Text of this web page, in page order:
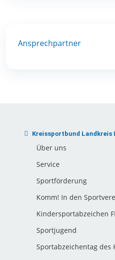
Ansprechpartner
Kreissportbund Landkreis
Über uns
Service
Sportförderung
Komm! In den
Kindersportabzeichen
Sportjugend
Sportabzeichentag des